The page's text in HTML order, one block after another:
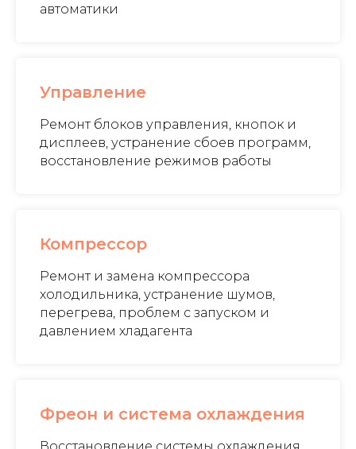
автоматики
Управление
Ремонт блоков управления, кнопок и
дисплеев, устранение сбоев программ,
восстановление режимов работы
Компрессор
Ремонт и замена компрессора
холодильника, устранение шумов,
перегрева, проблем с запуском и
давлением хладагента
Фреон и система охлаждения
Восстановление системы охлаждения,